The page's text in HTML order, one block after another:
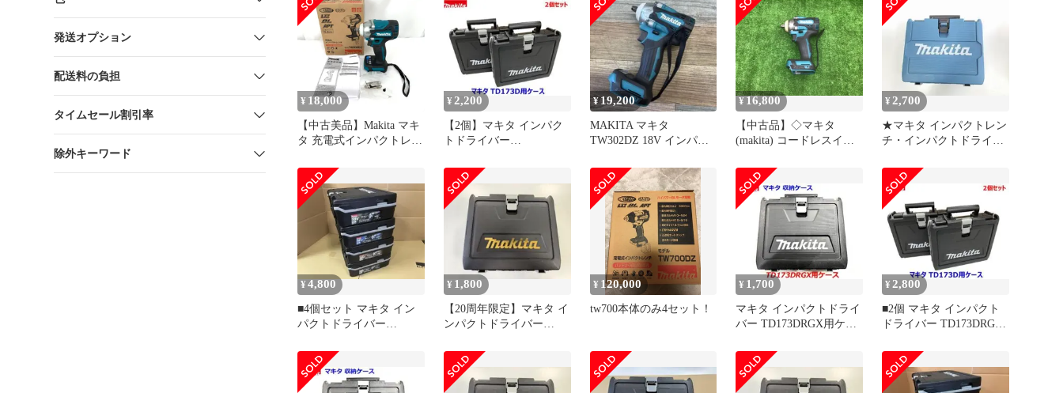
発送オプション
配送料の負担
タイムセール割引率
除外キーワード
¥ 18,000
【中古美品】Makita マキ
タ 充電式インパクトレン
み M80616-2
¥ 2,200
【2個】マキタ インパク
トドライバー
セット
¥19,200
MAKITA マキタ
TW302DZ 18V インパク
¥ 16,800
【中古品】◇マキタ
(makita) コードレスイン
TW302DZ ▲アクトツー
ル富山店◇B
¥ 2,700
★マキタ インパクトレン
チ・インパクトドライバ
TW300D
¥4,800
■4個セット マキタ イン
パクトドライバー
¥ 1,800
【20周年限定】マキタ イ
ンパクトドライバー
ケース
¥ 120,000
tw700本体のみ4セット！
¥ 1,700
マキタ インパクトドライ
バー TD173DRGX用ケー
¥ 2,800
■2個 マキタ インパクト
ドライバー TD173DRGX